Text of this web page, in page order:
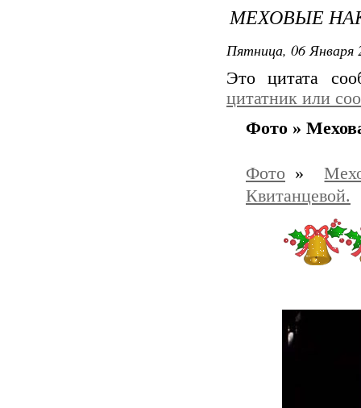
МЕХОВЫЕ
Пятница, 06 Января
Это цитата
цитатник или
Фото »
Фото »
Квитанцевой.